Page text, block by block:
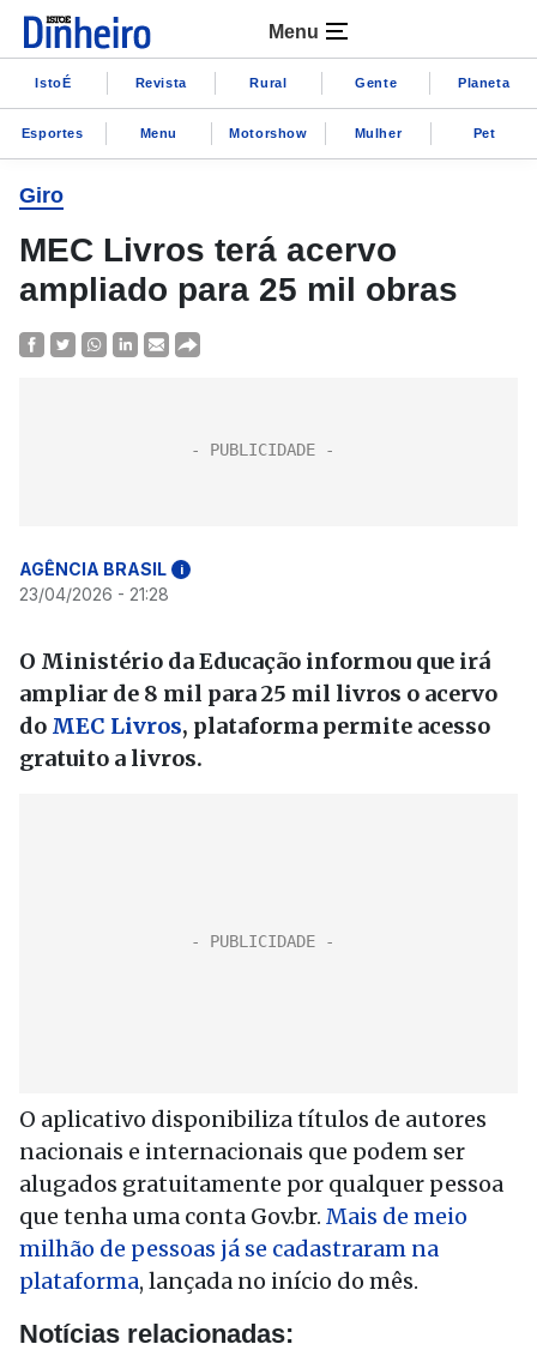
Menu
IstoÉ Revista Rural Gente Planeta
Esportes Menu Motorshow Mulher Pet
Giro
MEC Livros terá acervo
ampliado para 25 mil obras
AGÊNCIA BRASIL i
23/04/2026 - 21:28
O Ministério da Educação informou que irá
ampliar de 8 mil para 25 mil livros o acervo
do MEC Livros, plataforma permite acesso
gratuito a livros.
O aplicativo disponibiliza títulos de autores
nacionais e internacionais que podem ser
alugados gratuitamente por qualquer pessoa
que tenha uma conta Gov.br. Mais de meio
milhão de pessoas já se cadastraram na
plataforma, lançada no início do mês.
Notícias relacionadas: